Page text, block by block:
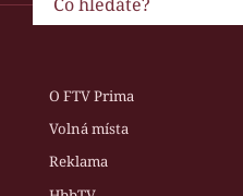
O FTV Prima
Volná místa
Reklama